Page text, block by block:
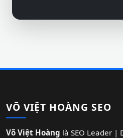
VÕ VIỆT HOÀNG SEO
Võ Việt Hoàng là SEO Leader